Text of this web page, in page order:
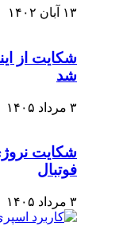
۱۳ آبان ۱۴۰۲
شکایت از
شد
۳ مرداد ۱۴۰۵
شکایت
فوتبال
۳ مرداد ۱۴۰۵